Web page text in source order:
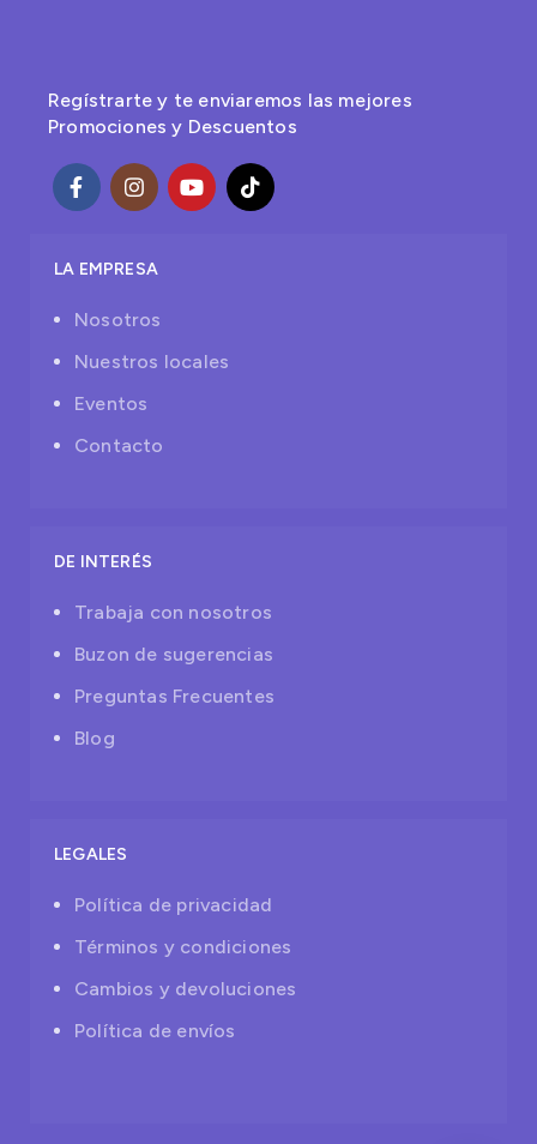
Regístrarte y te enviaremos las mejores
Promociones y Descuentos
LA EMPRESA
Nosotros
Nuestros locales
Eventos
Contacto
DE INTERÉS
Trabaja con nosotros
Buzon de sugerencias
Preguntas Frecuentes
Blog
LEGALES
Política de privacidad
Términos y condiciones
Cambios y devoluciones
Política de envíos